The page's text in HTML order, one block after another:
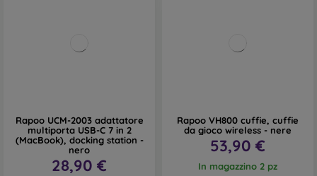
Rapoo UCM-2003 adattatore
multiporta USB-C 7 in 2
(MacBook), docking station -
nero
28,90 €
Rapoo VH800 cuffie, cuffie
da gioco wireless - nere
53,90 €
In magazzino 2 pz